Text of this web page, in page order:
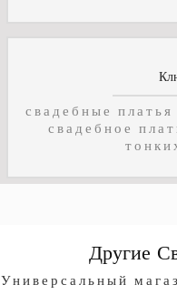
свадебные
свадебное
Другие
Универсальный